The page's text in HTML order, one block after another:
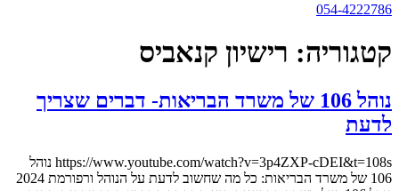
054-4222786
קטגוריה: רישיון קנאביס
נוהל 106 של משרד הבריאות- דברים שצריך
לדעת
https://www.youtube.com/watch?v=3p4ZXP-cDEI&t=108s נוהל